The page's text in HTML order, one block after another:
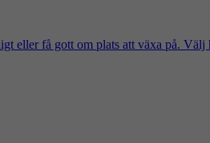
eller få gott om plats att växa på.